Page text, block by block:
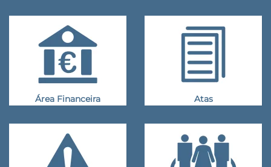
Área Financeira Atas